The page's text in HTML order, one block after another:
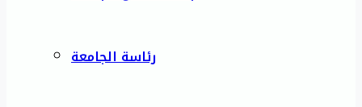
رئاسة الجامعة